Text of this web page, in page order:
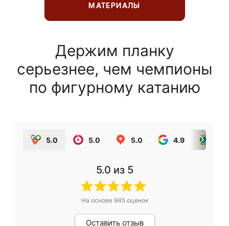
МАТЕРИАЛЫ
Держим планку
серьезнее, чем чемпионы
по фигурному катанию
5.0 5.0 5.0 4.9
5.0 из 5
На основе 945оценок
Оставить отзыв